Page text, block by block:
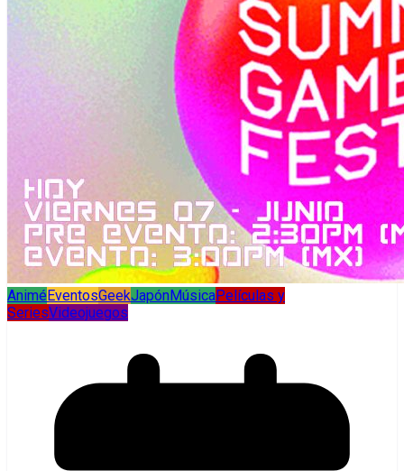
AniméEventosGeekJapónMúsicaPelículas y
SeriesVideojuegos